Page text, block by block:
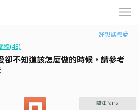
好想談戀愛
稿(48)
卻不知道該怎麼做的時候，請參考
關注Pairs